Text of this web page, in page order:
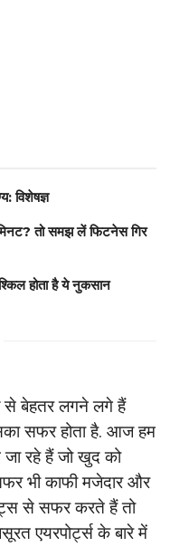
विशेषज्ञ
तो समझ लें फिटनेस गिर
होता है ये नुकसान
से बेहतर लगने लगे हैं
सफर होता है. आज हम
रहे हैं जो खुद को
भी काफी मजेदार और
से सफर करते हैं तो
एयरपोर्ट्स के बारे में